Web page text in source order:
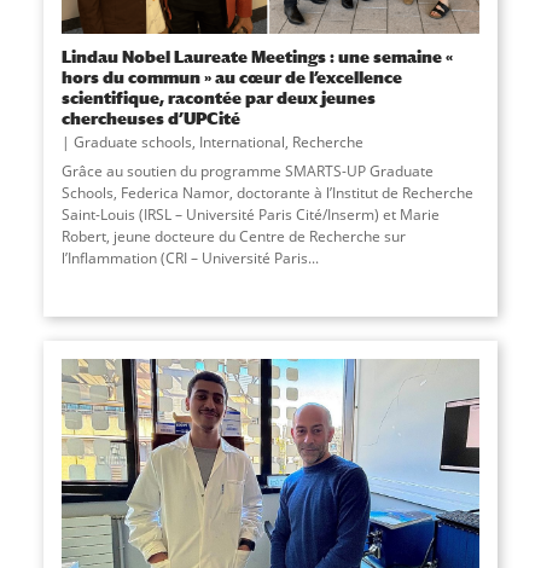
Lindau Nobel Laureate Meetings : une semaine «
hors du commun » au cœur de l’excellence
scientifique, racontée par deux jeunes
chercheuses d’UPCité
Graduate schools, International, Recherche
Grâce au soutien du programme SMARTS-UP Graduate
Schools, Federica Namor, doctorante à l’Institut de Recherche
Saint-Louis (IRSL – Université Paris Cité/Inserm) et Marie
Robert, jeune docteure du Centre de Recherche sur
l’Inflammation (CRI – Université Paris...